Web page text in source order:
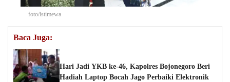
foto/istimewa
Baca Juga:
Hari Jadi YKB ke-46, Kapolres Bojonegoro Beri
Hadiah Laptop Bocah Jago Perbaiki Elektronik